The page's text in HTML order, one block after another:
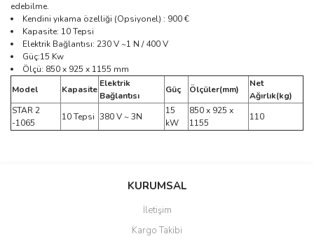
edebilme.
Kendini yıkama özelliği (Opsiyonel) : 900 €
Kapasite: 10 Tepsi
Elektrik Bağlantısı: 230 V ~1 N / 400 V
Güç:15 Kw
Ölçü: 850 x 925 x 1155 mm
Model
Kapasite
Elektrik
Bağlantısı
Güç Ölçüler(mm)
Net
Ağırlık(kg)
STAR 2
-1065
10 Tepsi 380 V ~ 3N
15
kW
850 x 925 x
1155
110
Bu ürüne ilk yorumu siz yapın!
Ürün resmi kalitesiz, bozuk veya görüntülenemiyor.
KURUMSAL
İletişim
Kargo Takibi